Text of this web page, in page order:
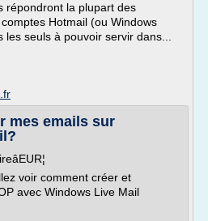
répondront la plupart des
Hotmail (ou Windows
seuls à pouvoir servir dans...
mes emails sur
voir comment créer et
avec Windows Live Mail